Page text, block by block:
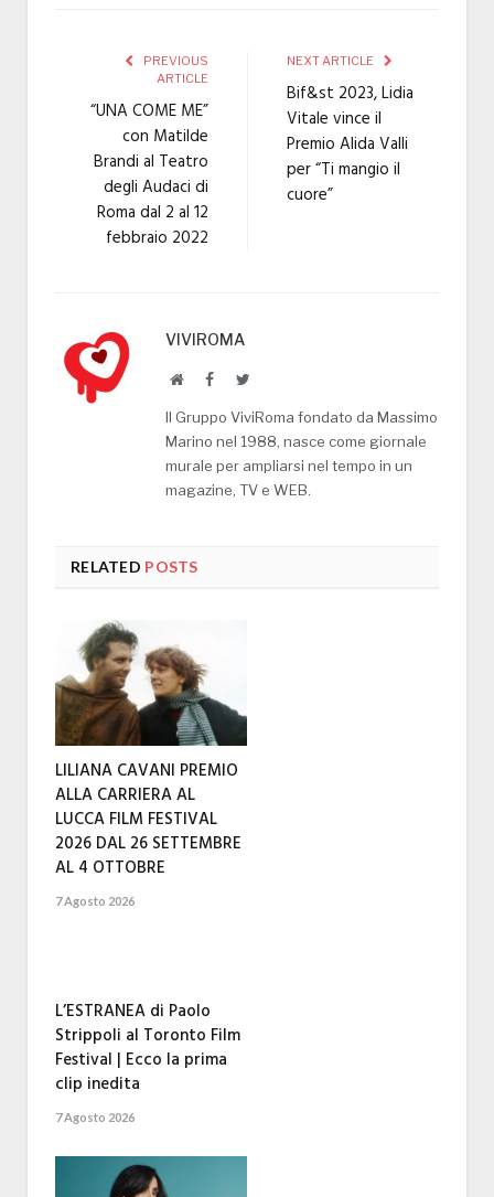
PREVIOUS
ARTICLE
“UNA COME ME”
con Matilde
Brandi al Teatro
degli Audaci di
Roma dal 2 al 12
febbraio 2022
NEXT ARTICLE
Bif&st 2023, Lidia
Vitale vince il
Premio Alida Valli
per “Ti mangio il
cuore”
VIVIROMA
WebsiteFacebookTwitter
Il Gruppo ViviRoma fondato da Massimo
Marino nel 1988, nasce come giornale
murale per ampliarsi nel tempo in un
magazine, TV e WEB.
RELATED POSTS
LILIANA CAVANI PREMIO
ALLA CARRIERA AL
LUCCA FILM FESTIVAL
2026 DAL 26 SETTEMBRE
AL 4 OTTOBRE
7 Agosto 2026
L’ESTRANEA di Paolo
Strippoli al Toronto Film
Festival | Ecco la prima
clip inedita
7 Agosto 2026